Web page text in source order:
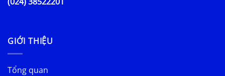
GIỚI THIỆU
Tổng quan